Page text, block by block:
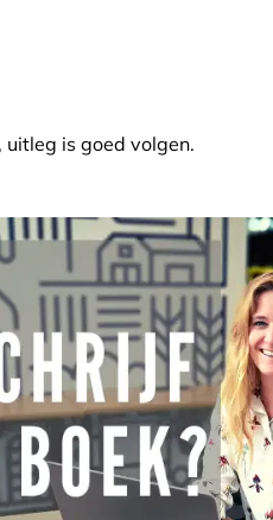
is goed volgen.